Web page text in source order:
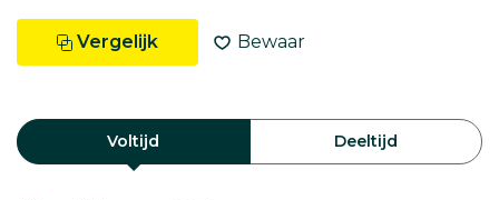
Vergelijk Bewaar
Voltijd Deeltijd